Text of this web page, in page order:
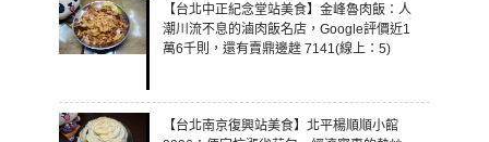
【台北中正紀念堂站美食】金峰魯肉飯：人
潮川流不息的滷肉飯名店，Google評價近1
萬6千則，還有賣鼎邊趖 7141(線上：5)
【台北南京復興站美食】北平楊順順小館